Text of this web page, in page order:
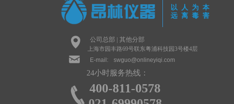
以人为本
远离毒害
400-811-0578
24小时服务热线：
E-mail: swguo@onlineyiqi.com
上海市园丰路69号联东粤浦科技园3号楼4层
公司总部 | 其他分部
넹
낂
끅